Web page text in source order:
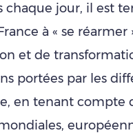
jour, il est
à « se réarmer
et de
portées par les
en tenant compte